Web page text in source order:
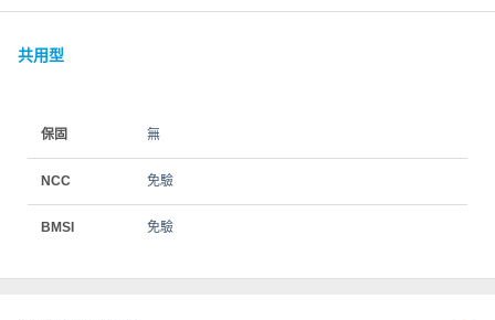
共用型
保固 無
NCC 免驗
BMSI 免驗